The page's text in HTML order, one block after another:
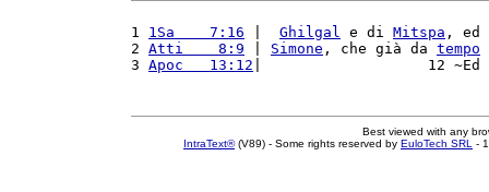
1 1Sa    7:16 Ghilgal e di Mitspa , ed
2 Atti    8:9 Simone , che già da tempo
3 Apoc   13:12 |                   12 ~Ed
Best viewed with any
IntraText®(V89) - Some rights reserved by EuloTech SRL -